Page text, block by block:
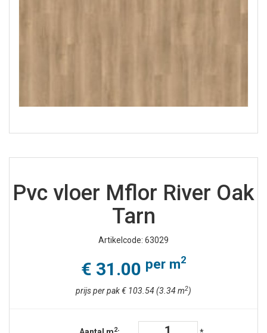
Pvc vloer Mflor River Oak
Tarn
Artikelcode: 63029
€ 31.00 per m2
prijs per pak € 103.54 (3.34 m2)
2